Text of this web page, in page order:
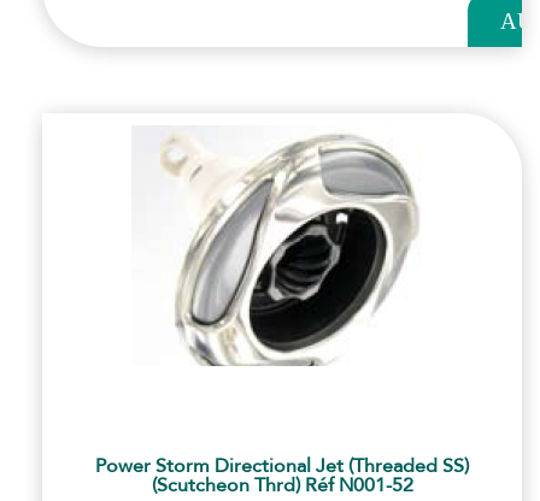
AU
Power Storm Directional Jet (Threaded SS)
(scutcheon Thrd) Réf N001-52